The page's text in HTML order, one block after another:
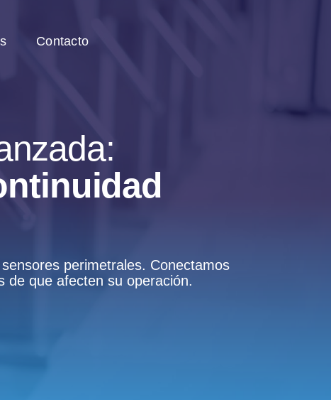
Contacto
perimetrales. Conectamos
de que afecten su operación.